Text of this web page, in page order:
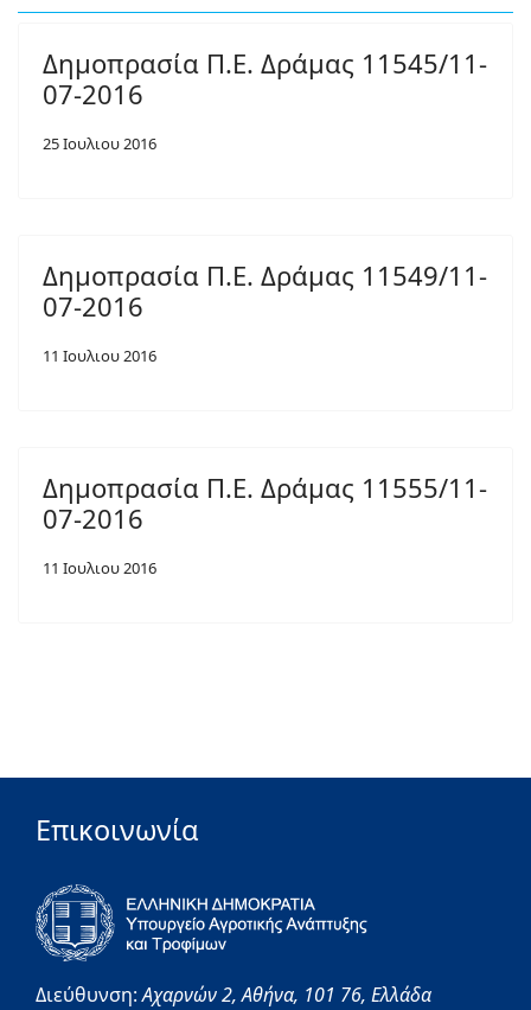
Δημοπρασία Π.Ε. Δράμας 11545/11-
07-2016
25 Ιουλιου 2016
Δημοπρασία Π.Ε. Δράμας 11549/11-
07-2016
11 Ιουλιου 2016
Δημοπρασία Π.Ε. Δράμας 11555/11-
07-2016
11 Ιουλιου 2016
Επικοινωνία
Διεύθυνση:Αχαρνών 2,Αθήνα, 101 76, Ελλάδα